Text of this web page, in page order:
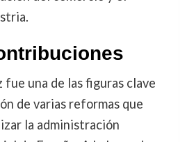
una de las figuras clave
de varias reformas que
la administración